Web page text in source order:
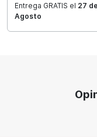
Entrega GRATIS el 27 de
Agosto